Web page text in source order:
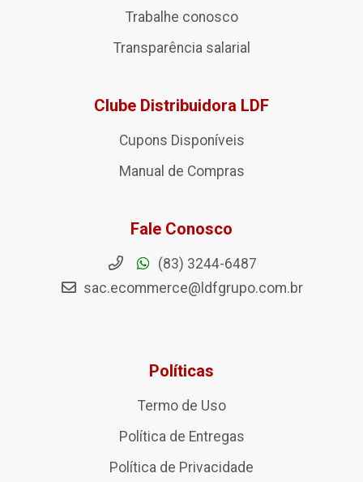
Trabalhe conosco
Transparência salarial
Clube Distribuidora LDF
Cupons Disponíveis
Manual de Compras
Fale Conosco
(83) 3244-6487
sac.ecommerce@ldfgrupo.com.br
Políticas
Termo de Uso
Política de Entregas
Política de Privacidade